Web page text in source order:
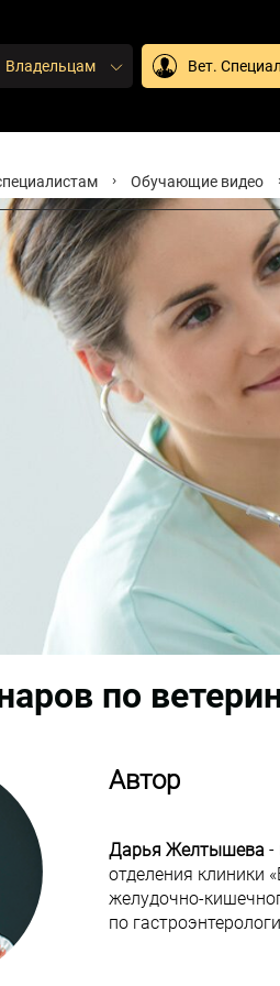
Владельцам Вет.
Обучающие видео
по
Автор
Дарья Желтышева -
отделения клиники
желудочно-
по